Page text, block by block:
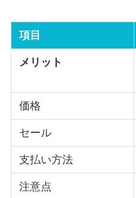
項目
メリット
価格
セール
支払い方法
注意点